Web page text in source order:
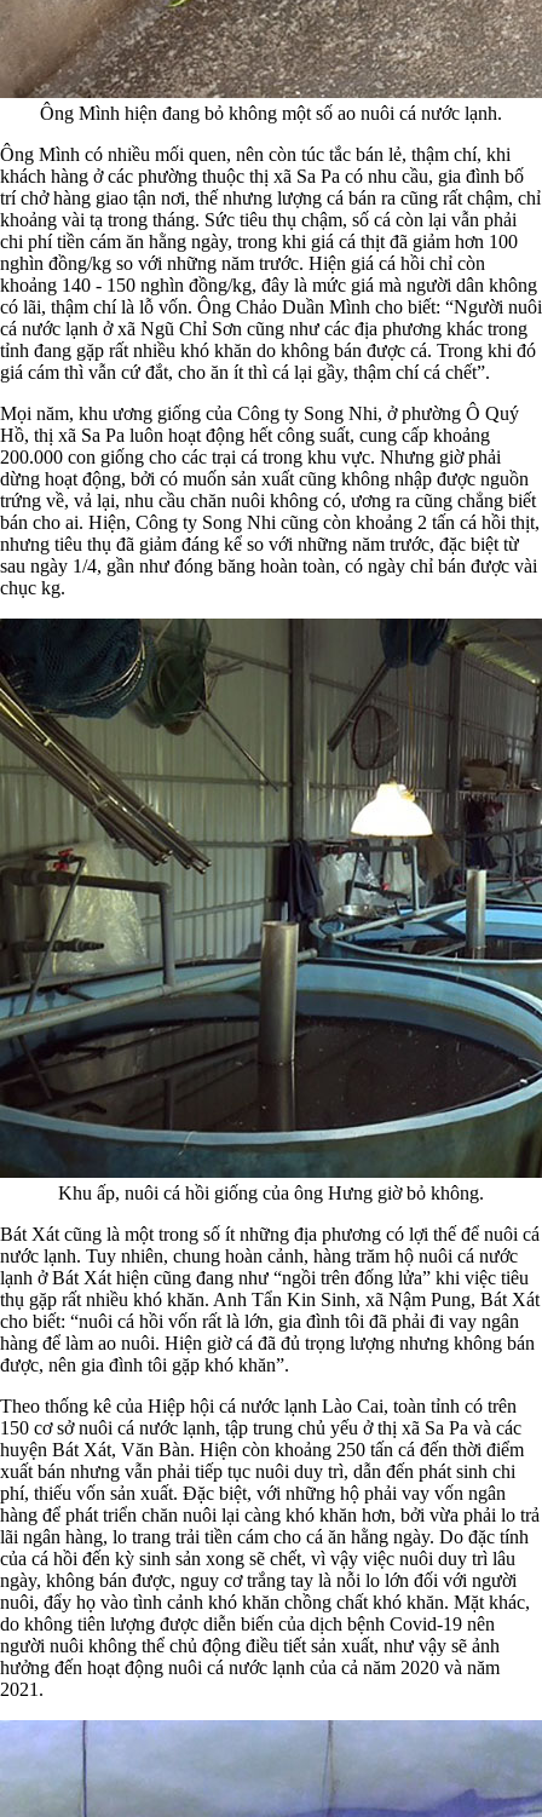
Ông Mình hiện đang bỏ không một số ao nuôi cá nước lạnh.
Ông Mình có nhiều mối quen, nên còn túc tắc bán lẻ, thậm chí, khi
khách hàng ở các phường thuộc thị xã Sa Pa có nhu cầu, gia đình bố
trí chở hàng giao tận nơi, thế nhưng lượng cá bán ra cũng rất chậm, chỉ
khoảng vài tạ trong tháng. Sức tiêu thụ chậm, số cá còn lại vẫn phải
chi phí tiền cám ăn hằng ngày, trong khi giá cá thịt đã giảm hơn 100
nghìn đồng/kg so với những năm trước. Hiện giá cá hồi chỉ còn
khoảng 140 - 150 nghìn đồng/kg, đây là mức giá mà người dân không
có lãi, thậm chí là lỗ vốn. Ông Chảo Duần Mình cho biết: “Người nuôi
cá nước lạnh ở xã Ngũ Chỉ Sơn cũng như các địa phương khác trong
tỉnh đang gặp rất nhiều khó khăn do không bán được cá. Trong khi đó
giá cám thì vẫn cứ đắt, cho ăn ít thì cá lại gầy, thậm chí cá chết”.
Mọi năm, khu ương giống của Công ty Song Nhi, ở phường Ô Quý
Hồ, thị xã Sa Pa luôn hoạt động hết công suất, cung cấp khoảng
200.000 con giống cho các trại cá trong khu vực. Nhưng giờ phải
dừng hoạt động, bởi có muốn sản xuất cũng không nhập được nguồn
trứng về, vả lại, nhu cầu chăn nuôi không có, ương ra cũng chẳng biết
bán cho ai. Hiện, Công ty Song Nhi cũng còn khoảng 2 tấn cá hồi thịt,
nhưng tiêu thụ đã giảm đáng kể so với những năm trước, đặc biệt từ
sau ngày 1/4, gần như đóng băng hoàn toàn, có ngày chỉ bán được vài
chục kg.
Khu ấp, nuôi cá hồi giống của ông Hưng giờ bỏ không.
Bát Xát cũng là một trong số ít những địa phương có lợi thế để nuôi cá
nước lạnh. Tuy nhiên, chung hoàn cảnh, hàng trăm hộ nuôi cá nước
lạnh ở Bát Xát hiện cũng đang như “ngồi trên đống lửa” khi việc tiêu
thụ gặp rất nhiều khó khăn. Anh Tẩn Kin Sinh, xã Nậm Pung, Bát Xát
cho biết: “nuôi cá hồi vốn rất là lớn, gia đình tôi đã phải đi vay ngân
hàng để làm ao nuôi. Hiện giờ cá đã đủ trọng lượng nhưng không bán
được, nên gia đình tôi gặp khó khăn”.
Theo thống kê của Hiệp hội cá nước lạnh Lào Cai, toàn tỉnh có trên
150 cơ sở nuôi cá nước lạnh, tập trung chủ yếu ở thị xã Sa Pa và các
huyện Bát Xát, Văn Bàn. Hiện còn khoảng 250 tấn cá đến thời điểm
xuất bán nhưng vẫn phải tiếp tục nuôi duy trì, dẫn đến phát sinh chi
phí, thiếu vốn sản xuất. Đặc biệt, với những hộ phải vay vốn ngân
hàng để phát triển chăn nuôi lại càng khó khăn hơn, bởi vừa phải lo trả
lãi ngân hàng, lo trang trải tiền cám cho cá ăn hằng ngày. Do đặc tính
của cá hồi đến kỳ sinh sản xong sẽ chết, vì vậy việc nuôi duy trì lâu
ngày, không bán được, nguy cơ trắng tay là nỗi lo lớn đối với người
nuôi, đẩy họ vào tình cảnh khó khăn chồng chất khó khăn. Mặt khác,
do không tiên lượng được diễn biến của dịch bệnh Covid-19 nên
người nuôi không thể chủ động điều tiết sản xuất, như vậy sẽ ảnh
hưởng đến hoạt động nuôi cá nước lạnh của cả năm 2020 và năm
2021.